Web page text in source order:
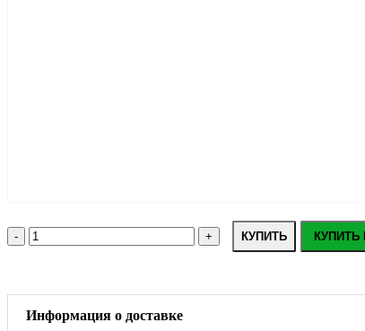
КУПИТЬ КУПИТЬ
Информация о доставке